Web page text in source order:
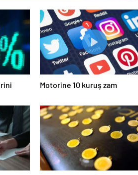
Motorine 10 kuruş zam